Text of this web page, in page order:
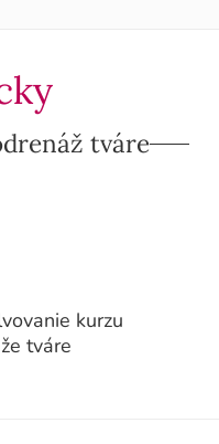
tváre
kurzu
tváre